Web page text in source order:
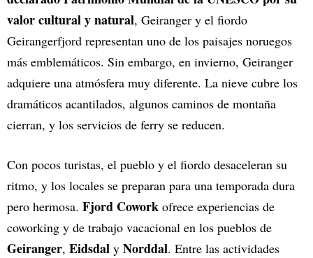
valor cultural y natural, Geiranger y el fiordo
Geirangerfjord representan uno de los paisajes noruegos
más emblemáticos. Sin embargo, en invierno, Geiranger
adquiere una atmósfera muy diferente. La nieve cubre los
dramáticos acantilados, algunos caminos de montaña
cierran, y los servicios de ferry se reducen.
Con pocos turistas, el pueblo y el fiordo desaceleran su
ritmo, y los locales se preparan para una temporada dura
pero hermosa. Fjord Cowork ofrece experiencias de
coworking y de trabajo vacacional en los pueblos de
Geiranger, Eidsdal y Norddal. Entre las actividades